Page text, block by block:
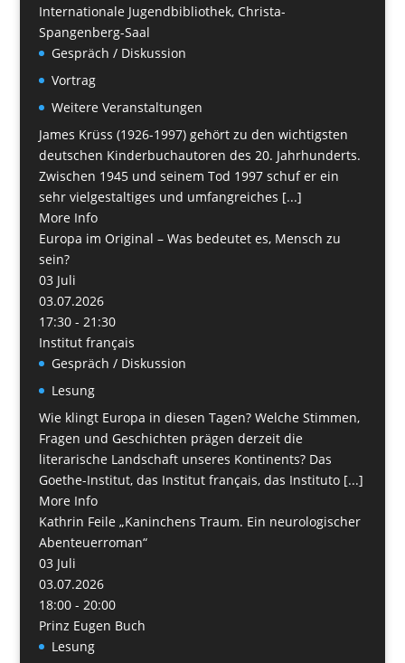
Internationale Jugendbibliothek, Christa-
Spangenberg-Saal
Gespräch / Diskussion
Vortrag
Weitere Veranstaltungen
James Krüss (1926-1997) gehört zu den wichtigsten
deutschen Kinderbuchautoren des 20. Jahrhunderts.
Zwischen 1945 und seinem Tod 1997 schuf er ein
sehr vielgestaltiges und umfangreiches [...]
More Info
Europa im Original – Was bedeutet es, Mensch zu
sein?
03 Juli
03.07.2026
17:30 - 21:30
Institut français
Gespräch / Diskussion
Lesung
Wie klingt Europa in diesen Tagen? Welche Stimmen,
Fragen und Geschichten prägen derzeit die
literarische Landschaft unseres Kontinents? Das
Goethe-Institut, das Institut français, das Instituto [...]
More Info
Kathrin Feile „Kaninchens Traum. Ein neurologischer
Abenteuerroman“
03 Juli
03.07.2026
18:00 - 20:00
Prinz Eugen Buch
Lesung